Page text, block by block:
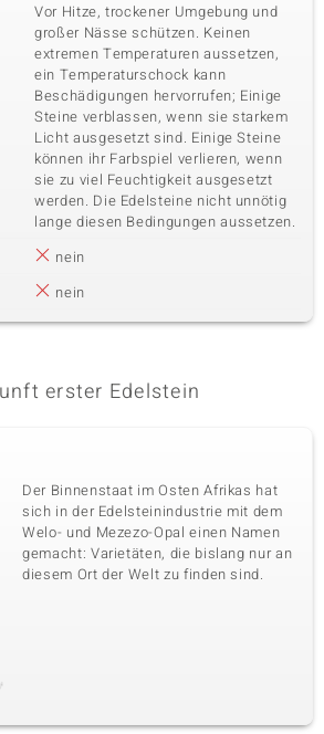
Vor Hitze, trockener Umgebung und
großer Nässe schützen. Keinen
extremen Temperaturen aussetzen,
ein Temperaturschock kann
Beschädigungen hervorrufen; Einige
Steine verblassen, wenn sie starkem
Licht ausgesetzt sind. Einige Steine
können ihr Farbspiel verlieren, wenn
sie zu viel Feuchtigkeit ausgesetzt
werden. Die Edelsteine nicht unnötig
lange diesen Bedingungen aussetzen.
nein
nein
erster Edelstein
Der Binnenstaat im Osten Afrikas hat
sich in der Edelsteinindustrie mit dem
Welo- und Mezezo-Opal einen Namen
gemacht: Varietäten, die bislang nur an
diesem Ort der Welt zu finden sind.